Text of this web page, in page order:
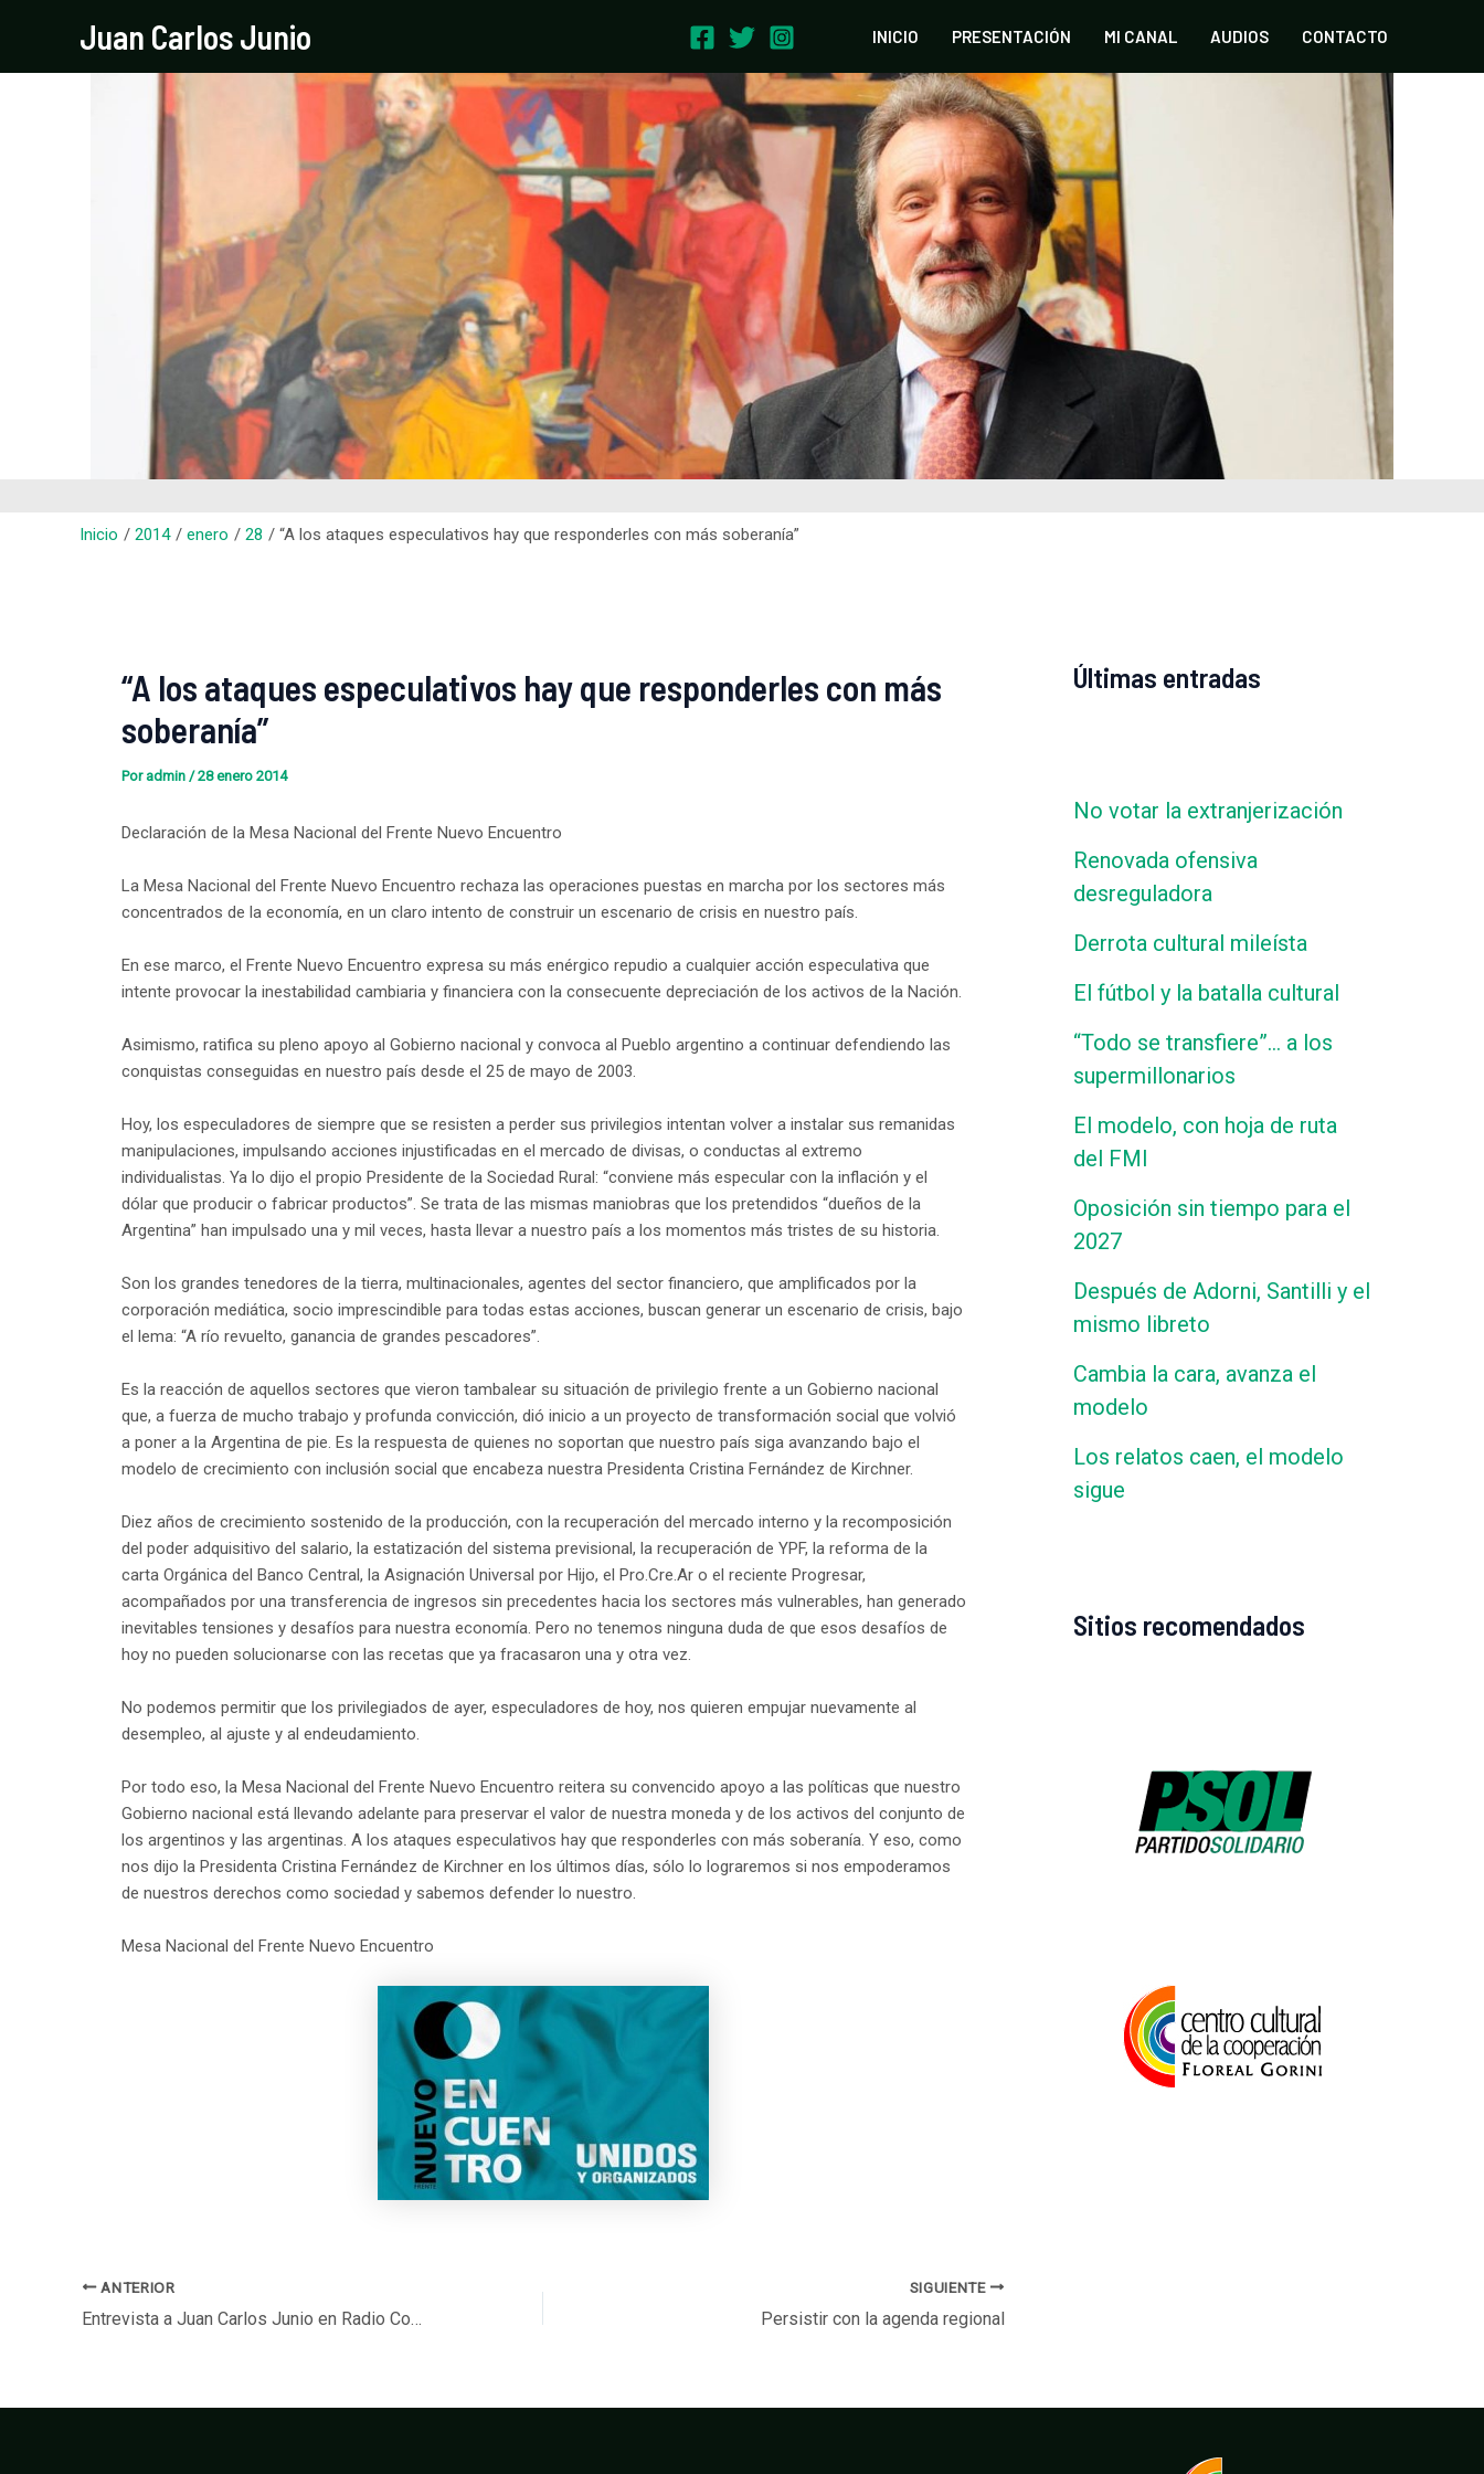
Juan Carlos Junio INICIO PRESENTACIÓN MI CANAL AUDIOS CONTACTO
Inicio 2014 enero 28 “A los ataques especulativos hay que responderles con más soberanía”
“A los ataques especulativos hay que responderles con más
soberanía”
Por admin /28 enero 2014
Declaración de la Mesa Nacional del Frente Nuevo Encuentro
La Mesa Nacional del Frente Nuevo Encuentro rechaza las operaciones puestas en marcha por los sectores más
concentrados de la economía, en un claro intento de construir un escenario de crisis en nuestro país.
En ese marco, el Frente Nuevo Encuentro expresa su más enérgico repudio a cualquier acción especulativa que
intente provocar la inestabilidad cambiaria y financiera con la consecuente depreciación de los activos de la Nación.
Asimismo, ratifica su pleno apoyo al Gobierno nacional y convoca al Pueblo argentino a continuar defendiendo las
conquistas conseguidas en nuestro país desde el 25 de mayo de 2003.
Hoy, los especuladores de siempre que se resisten a perder sus privilegios intentan volver a instalar sus remanidas
manipulaciones, impulsando acciones injustificadas en el mercado de divisas, o conductas al extremo
individualistas. Ya lo dijo el propio Presidente de la Sociedad Rural: “conviene más especular con la inflación y el
dólar que producir o fabricar productos”. Se trata de las mismas maniobras que los pretendidos “dueños de la
Argentina” han impulsado una y mil veces, hasta llevar a nuestro país a los momentos más tristes de su historia.
Son los grandes tenedores de la tierra, multinacionales, agentes del sector financiero, que amplificados por la
corporación mediática, socio imprescindible para todas estas acciones, buscan generar un escenario de crisis, bajo
el lema: “A río revuelto, ganancia de grandes pescadores”.
Es la reacción de aquellos sectores que vieron tambalear su situación de privilegio frente a un Gobierno nacional
que, a fuerza de mucho trabajo y profunda convicción, dió inicio a un proyecto de transformación social que volvió
a poner a la Argentina de pie. Es la respuesta de quienes no soportan que nuestro país siga avanzando bajo el
modelo de crecimiento con inclusión social que encabeza nuestra Presidenta Cristina Fernández de Kirchner.
Diez años de crecimiento sostenido de la producción, con la recuperación del mercado interno y la recomposición
del poder adquisitivo del salario, la estatización del sistema previsional, la recuperación de YPF, la reforma de la
carta Orgánica del Banco Central, la Asignación Universal por Hijo, el Pro.Cre.Ar o el reciente Progresar,
acompañados por una transferencia de ingresos sin precedentes hacia los sectores más vulnerables, han generado
inevitables tensiones y desafíos para nuestra economía. Pero no tenemos ninguna duda de que esos desafíos de
hoy no pueden solucionarse con las recetas que ya fracasaron una y otra vez.
No podemos permitir que los privilegiados de ayer, especuladores de hoy, nos quieren empujar nuevamente al
desempleo, al ajuste y al endeudamiento.
Por todo eso, la Mesa Nacional del Frente Nuevo Encuentro reitera su convencido apoyo a las políticas que nuestro
Gobierno nacional está llevando adelante para preservar el valor de nuestra moneda y de los activos del conjunto de
los argentinos y las argentinas. A los ataques especulativos hay que responderles con más soberanía. Y eso, como
nos dijo la Presidenta Cristina Fernández de Kirchner en los últimos días, sólo lo lograremos si nos empoderamos
de nuestros derechos como sociedad y sabemos defender lo nuestro.
Mesa Nacional del Frente Nuevo Encuentro
de
ANTERIOR
Entrevista a Juan Carlos Junio en Radio Cooperativa
SIGUIENTE
Persistir con la agenda regional
Últimas entradas
No votar la extranjerización
Renovada ofensiva
desreguladora
Derrota cultural mileísta
El fútbol y la batalla cultural
“Todo se transfiere”… a los
supermillonarios
El modelo, con hoja de ruta
del FMI
Oposición sin tiempo para el
2027
Después de Adorni, Santilli y el
mismo libreto
Cambia la cara, avanza el
modelo
Los relatos caen, el modelo
sigue
Sitios recomendados